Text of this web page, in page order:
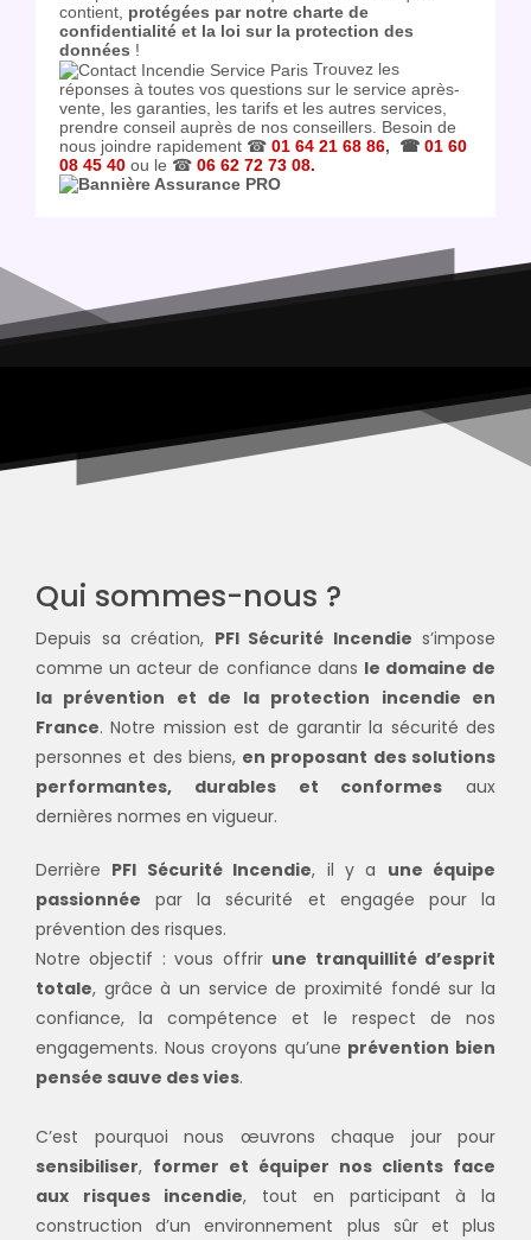
contient, protégées par notre charte de
confidentialité et la loi sur la protection des
données !
Trouvez les
réponses à toutes vos questions sur le service après-
vente, les garanties, les tarifs et les autres services,
prendre conseil auprès de nos conseillers. Besoin de
nous joindre rapidement ☎ 01 64 21 68 86, ☎ 01 60
08 45 40 ou le ☎ 06 62 72 73 08.
Qui sommes-nous ?
Depuis sa création, PFI Sécurité Incendie s’impose
comme un acteur de confiance dans le domaine de
la prévention et de la protection incendie en
France. Notre mission est de garantir la sécurité des
personnes et des biens, en proposant des solutions
performantes, durables et conformes aux
dernières normes en vigueur.
Derrière PFI Sécurité Incendie, il y a une équipe
passionnée par la sécurité et engagée pour la
prévention des risques.
Notre objectif : vous offrir une tranquillité d’esprit
totale, grâce à un service de proximité fondé sur la
confiance, la compétence et le respect de nos
engagements. Nous croyons qu’une prévention bien
pensée sauve des vies.
C’est pourquoi nous œuvrons chaque jour pour
sensibiliser, former et équiper nos clients face
aux risques incendie, tout en participant à la
construction d’un environnement plus sûr et plus